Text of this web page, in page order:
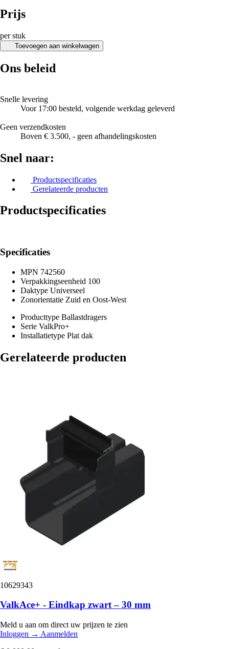
Prijs
per stuk
Toevoegen aan winkelwagen
Ons beleid
Snelle levering
Voor 17:00 besteld, volgende werkdag geleverd
Geen verzendkosten
Boven € 3.500, - geen afhandelingskosten
Snel naar:
Productspecificaties
Gerelateerde producten
Productspecificaties
Specificaties
MPN 742560
Verpakkingseenheid 100
Daktype Universeel
Zonorientatie Zuid en Oost-West
Producttype Ballastdragers
Serie ValkPro+
Installatietype Plat dak
Gerelateerde producten
10629343
ValkAce+ - Eindkap zwart – 30 mm
Meld u aan om direct uw prijzen te zien
Inloggen → Aanmelden